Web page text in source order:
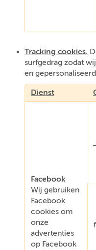
Tracking cookies.
surfgedrag zodat
en
Dienst
Facebook
Wij gebruiken
Facebook
cookies om
onze
advertenties
op Facebook